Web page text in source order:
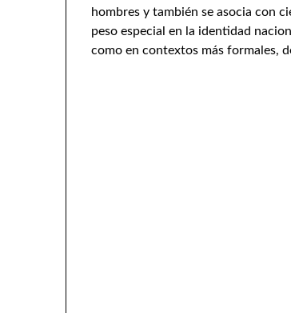
hombres y también se asocia con
peso especial en la identidad
como en contextos más formales,